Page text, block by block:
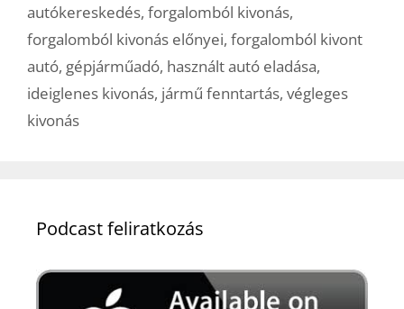
autókereskedés, forgalomból kivonás,
forgalomból kivonás előnyei, forgalomból kivont
autó, gépjárműadó, használt autó eladása,
ideiglenes kivonás, jármű fenntartás, végleges
kivonás
Podcast feliratkozás